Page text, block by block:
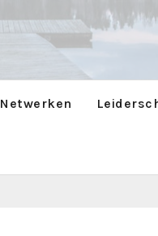
Netwerken